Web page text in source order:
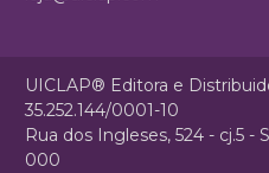
UICLAP® Editora e
35.252.144/0001-10
Rua dos Ingleses, 524 - cj.5 -
000